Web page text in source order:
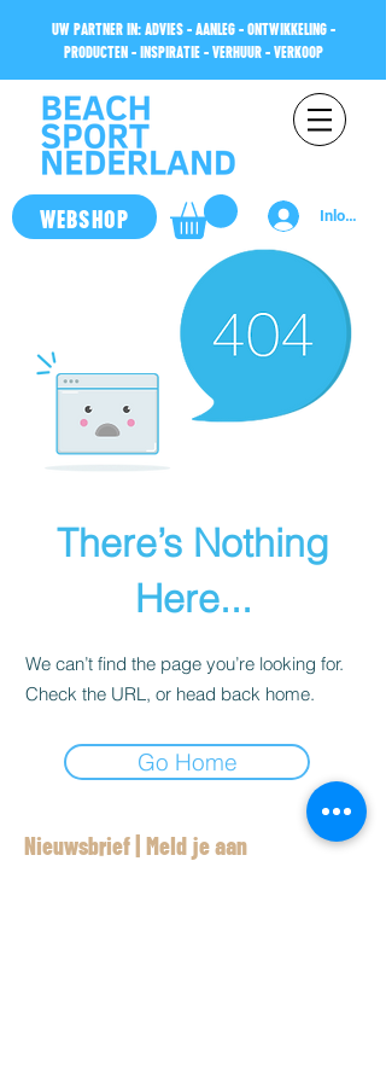
UW PARTNER IN: ADVIES - AANLEG - ONTWIKKELING -
PRODUCTEN - INSPIRATIE - VERHUUR - VERKOOP
WEBSHOP Inloggen
There’s Nothing
Here...
We can’t find the page you’re looking for.
Check the URL, or head back home.
Go Home
Nieuwsbrief | Meld je aan